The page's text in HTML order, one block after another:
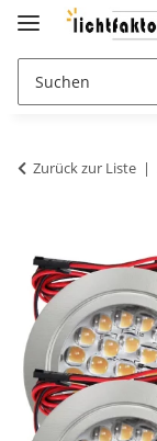
Zurück zur Liste